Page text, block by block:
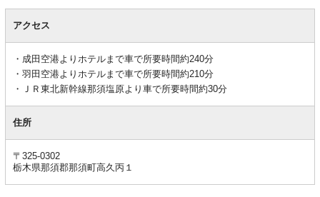
アクセス
成田空港よりホテルまで車で所要時間約240分
羽田空港よりホテルまで車で所要時間約210分
ＪＲ東北新幹線那須塩原より車で所要時間約30分
住所
〒325-0302
栃木県那須郡那須町高久丙１